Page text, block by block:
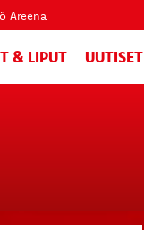
Areena
& LIPUT UUTISET